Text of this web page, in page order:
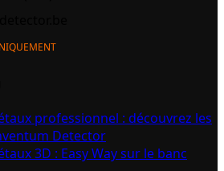
professionnel : découvrez les
Detector
3D : Easy Way sur le banc